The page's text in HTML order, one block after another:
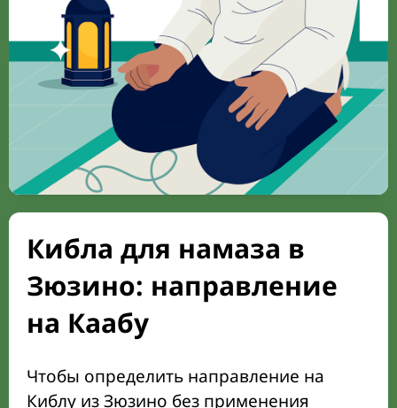
Кибла для намаза в
Зюзино: направление
на Каабу
Чтобы определить направление на
Киблу из Зюзино без применения